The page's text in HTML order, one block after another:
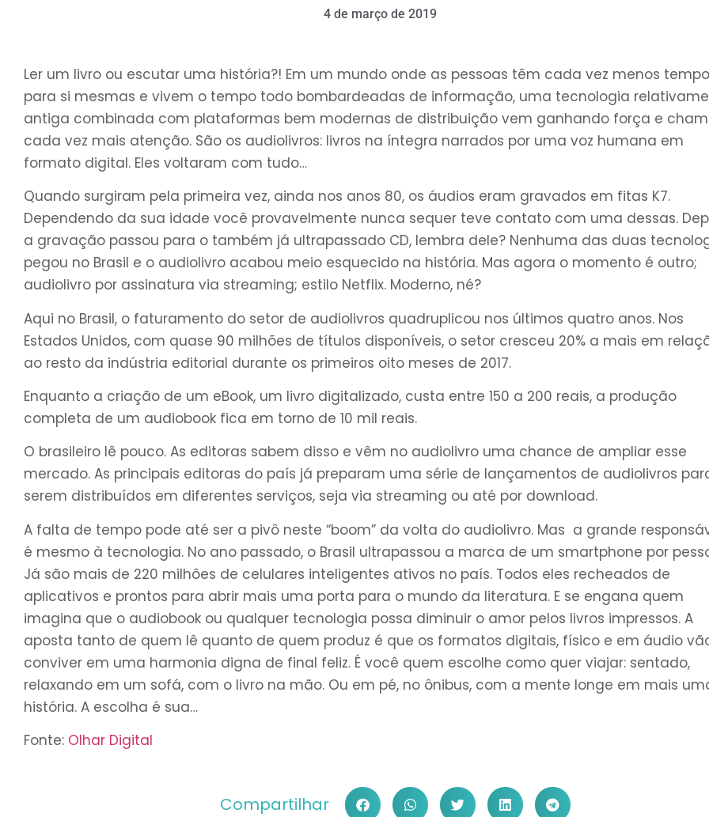
4 de março de 2019
Ler um livro ou escutar uma história?! Em um mundo onde as pessoas têm cada vez menos tempo
para si mesmas e vivem o tempo todo bombardeadas de informação, uma tecnologia
antiga combinada com plataformas bem modernas de distribuição vem ganhando força e
cada vez mais atenção. São os audiolivros: livros na íntegra narrados por uma voz humana em
formato digital. Eles voltaram com tudo…
Quando surgiram pela primeira vez, ainda nos anos 80, os áudios eram gravados em fitas K7.
Dependendo da sua idade você provavelmente nunca sequer teve contato com uma dessas.
a gravação passou para o também já ultrapassado CD, lembra dele? Nenhuma das duas
pegou no Brasil e o audiolivro acabou meio esquecido na história. Mas agora o momento é outro;
audiolivro por assinatura via streaming; estilo Netflix. Moderno, né?
Aqui no Brasil, o faturamento do setor de audiolivros quadruplicou nos últimos quatro anos. Nos
Estados Unidos, com quase 90 milhões de títulos disponíveis, o setor cresceu 20% a mais em
ao resto da indústria editorial durante os primeiros oito meses de 2017.
Enquanto a criação de um eBook, um livro digitalizado, custa entre 150 a 200 reais, a produção
completa de um audiobook fica em torno de 10 mil reais.
O brasileiro lê pouco. As editoras sabem disso e vêm no audiolivro uma chance de ampliar esse
mercado. As principais editoras do país já preparam uma série de lançamentos de audiolivros
serem distribuídos em diferentes serviços, seja via streaming ou até por download.
A falta de tempo pode até ser a pivô neste “boom” da volta do audiolivro. Mas a grande
é mesmo à tecnologia. No ano passado, o Brasil ultrapassou a marca de um smartphone por
Já são mais de 220 milhões de celulares inteligentes ativos no país. Todos eles recheados de
aplicativos e prontos para abrir mais uma porta para o mundo da literatura. E se engana quem
imagina que o audiobook ou qualquer tecnologia possa diminuir o amor pelos livros impressos. A
aposta tanto de quem lê quanto de quem produz é que os formatos digitais, físico e em áudio
conviver em uma harmonia digna de final feliz. É você quem escolhe como quer viajar: sentado,
relaxando em um sofá, com o livro na mão. Ou em pé, no ônibus, com a mente longe em mais
história. A escolha é sua…
Fonte: Olhar Digital
Compartilhar